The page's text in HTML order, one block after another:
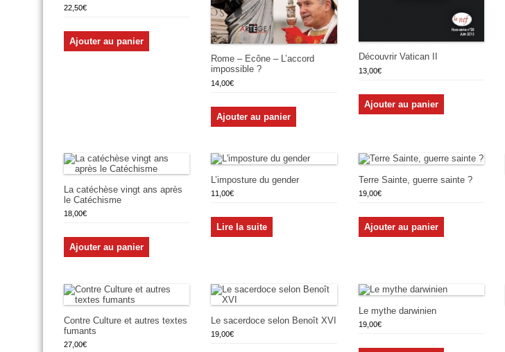
22,50€
Ajouter au panier
Rome – Ecône – L’accord
impossible ?
14,00€
Ajouter au panier
Découvrir Vatican II
13,00€
Ajouter au panier
La catéchèse vingt ans après
le Catéchisme
18,00€
Ajouter au panier
L’imposture du gender
11,00€
Lire la suite
Terre Sainte, guerre sainte ?
19,00€
Ajouter au panier
Contre Culture et autres textes
fumants
27,00€
Le sacerdoce selon Benoît XVI
19,00€
Le mythe darwinien
19,00€